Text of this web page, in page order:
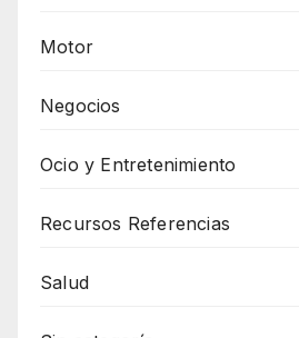
Motor
Negocios
Ocio y Entretenimiento
Recursos Referencias
Salud